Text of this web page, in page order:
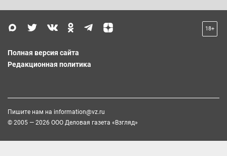
18+
Полная версия сайта
Редакционная политика
Пишите нам на information@vz.ru
© 2005 — 2026 ООО Деловая газета «Взгляд»